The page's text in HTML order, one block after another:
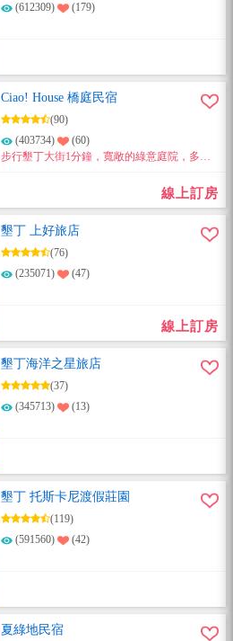
(612309)
(179)
Ciao! House 橋庭民宿
(90)
(403734)
(60)
步行墾丁大街1分鐘，寬敞的綠意庭院，多樣
線上訂房
墾丁 上好旅店
(76)
(235071)
(47)
線上訂房
墾丁海洋之星旅店
(37)
(345713)
(13)
墾丁 托斯卡尼渡假莊園
(119)
(591560)
(42)
夏綠地民宿